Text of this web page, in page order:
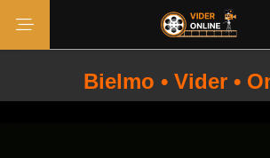
Bielmo • Vider •